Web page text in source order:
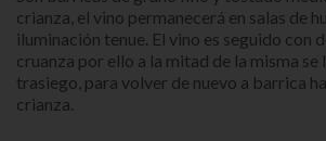
crianza, el vino permanecerá en salas de
iluminación tenue. El vino es seguido con
cruanza por ello a la mitad de la misma se
trasiego, para volver de nuevo a barrica
crianza.